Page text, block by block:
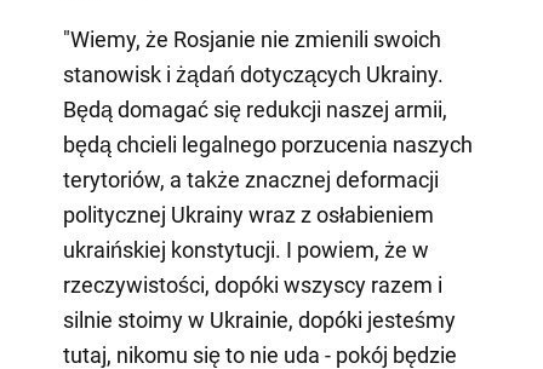
"Wiemy, że Rosjanie nie zmienili swoich
stanowisk i żądań dotyczących Ukrainy.
Będą domagać się redukcji naszej armii,
będą chcieli legalnego porzucenia naszych
terytoriów, a także znacznej deformacji
politycznej Ukrainy wraz z osłabieniem
ukraińskiej konstytucji. I powiem, że w
rzeczywistości, dopóki wszyscy razem i
silnie stoimy w Ukrainie, dopóki jesteśmy
tutaj, nikomu się to nie uda - pokój będzie